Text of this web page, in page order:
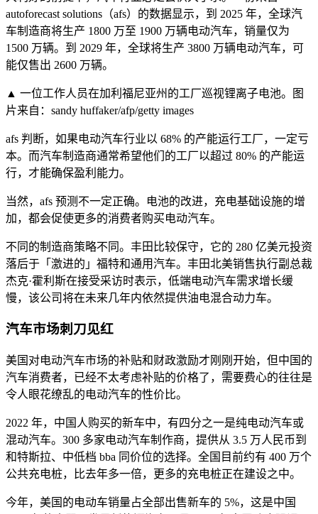
autoforecast solutions（afs）的数据显示，到 2025 年，全球汽
车制造商将生产 1800 万至 1900 万辆电动汽车，销量仅为
1500 万辆。到 2029 年，全球将生产 3800 万辆电动汽车，可
能仅售出 2600 万辆。
▲ 一位工作人员在加利福尼亚州的工厂巡视锂离子电池。图
片来自：sandy huffaker/afp/getty images
afs 判断，如果电动汽车行业以 68% 的产能运行工厂，一定亏
本。而汽车制造商通常希望他们的工厂以超过 80% 的产能运
行，才能确保盈利能力。
当然，afs 预测不一定正确。电池的改进，充电基础设施的增
加，都会促使更多的消费者购买电动汽车。
不同的制造商策略不同。丰田比较保守，它的 280 亿美元投资
落后于「激进的」福特和通用汽车。丰田北美销售执行副总裁
杰克·霍利斯在接受采访时表示，低端电动汽车需求增长缓
慢，该公司将在未来几年内依然提供油电混合动力车。
汽车市场刺刀见红
美国对电动汽车市场的补贴和财政激励才刚刚开始，但中国的
汽车消费者，已经不太考虑补贴的价格了，需要费心的往往是
令人眼花缭乱的电动汽车的性价比。
2022 年，中国人购买的新车中，有四分之一是纯电动汽车或
混动汽车。300 多家电动汽车制作商，提供从 3.5 万人民币到
和特斯拉、中低档 bba 同价位的选择。全国目前约有 400 万个
公共充电桩，比去年多一倍，更多的充电桩正在建设之中。
今年，美国的电动车销量占全部出售新车的 5%，这是中国